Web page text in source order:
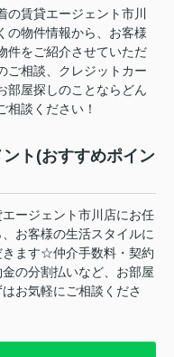
の賃貸エージェント市川
物件情報から、お客様
件をご紹介させていただ
ご相談、クレジットカー
部屋探しのことならどん
相談ください！
ト(おすすめポイン
ージェント市川店にお任
お客様の生活スタイルに
きます☆仲介手数料・契約
の分割払いなど、お部屋
お気軽にご相談くださ